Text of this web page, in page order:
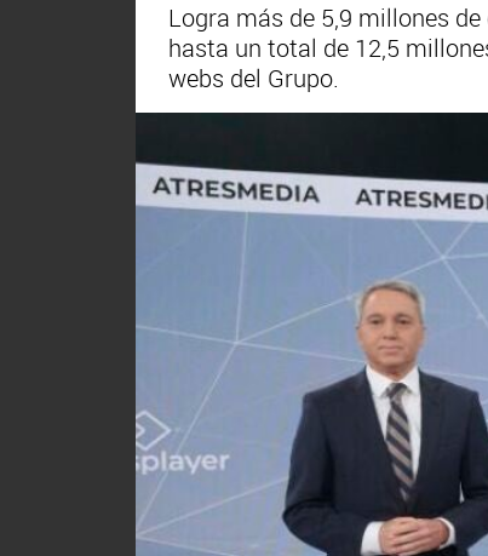
Logra más de 5,9 millones
hasta un total de 12,5
webs del Grupo.